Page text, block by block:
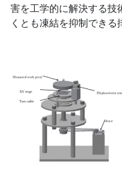
害を工学的に解決する技
くとも凍結を抑制できる